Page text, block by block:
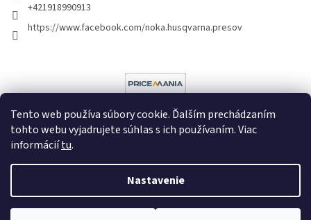
Tento web používa súbory cookie. Ďalším prechádzaním
tohto webu vyjadrujete súhlas s ich používaním. Viac
informáciítu.
Nastavenie
+421918990913
https://www.facebook.com/noka.husqvarna.presov